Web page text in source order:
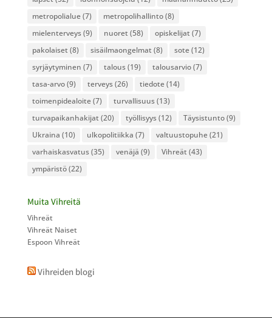
metropolialue(7) metropolihallinto(8)
mielenterveys(9) nuoret (58) opiskelijat (7)
pakolaiset (8) sisäilmaongelmat (8) sote(12)
syrjäytyminen (7) talous(19) talousarvio(7)
tasa-arvo(9) terveys(26) tiedote(14)
toimenpidealoite(7) turvallisuus(13)
turvapaikanhakijat (20) työllisyys(12) Täysistunto(9)
Ukraina (10) ulkopolitiikka (7) valtuustopuhe(21)
varhaiskasvatus(35) venäjä (9) Vihreät (43)
ympäristö(22)
Muita Vihreitä
Vihreät
Vihreät Naiset
Espoon Vihreät
Vihreiden blogi